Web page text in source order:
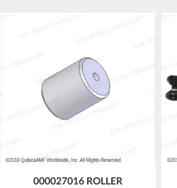
000027016 ROLLER